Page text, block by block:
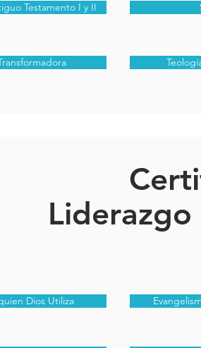
Testamento I y II
Dios Utiliza